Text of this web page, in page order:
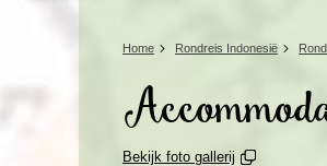
Home Rondreis Indonesië
Bekijk foto gallerij